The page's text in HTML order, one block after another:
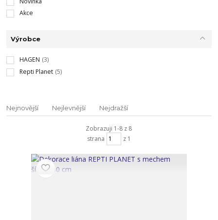
Akce
Výrobce
HAGEN (3)
Repti Planet (5)
Nejnovější Nejlevnější Nejdražší
Zobrazuji 1-8 z 8
strana
z 1